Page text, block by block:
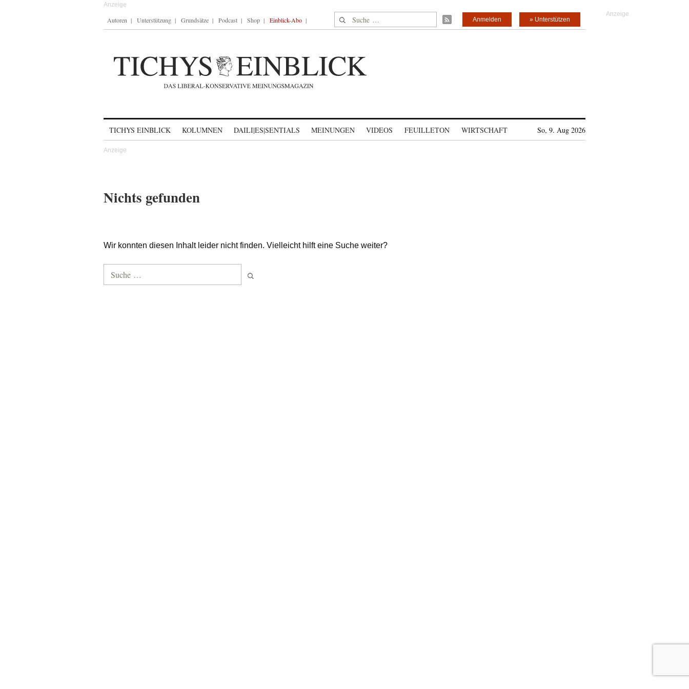
Autoren Unterstützung Grundsätze Podcast Shop Einblick-Abo Suche nach: » Unterstützen
Anmelden
TICHYS EINBLICK KOLUMNEN DAILI|ES|SENTIALS MEINUNGEN VIDEOS FEUILLETON WIRTSCHAFT So, 9. Aug 2026
Nichts gefunden
Wir konnten diesen Inhalt leider nicht finden. Vielleicht hilft eine Suche weiter?
Suche nach: